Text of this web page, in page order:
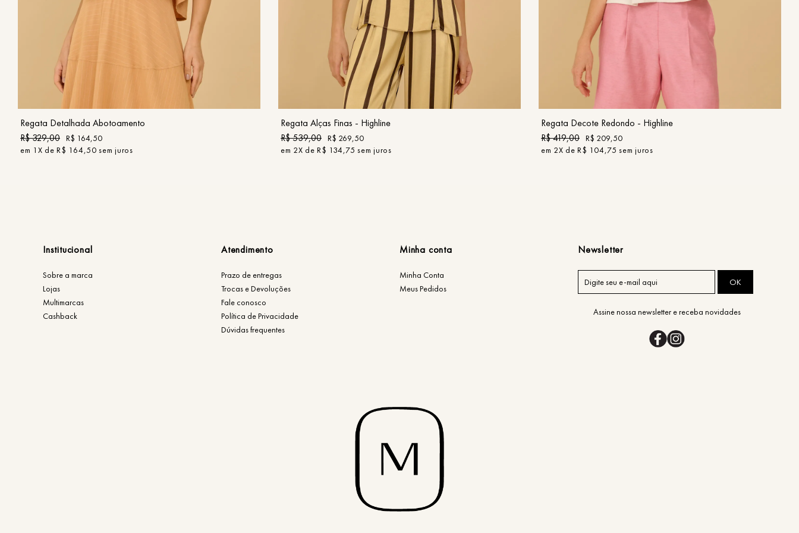
GG
Regata Detalhada Abotoamento
R$329,00 R$ 164,50
em 1 X deR$ 164,50 sem juros
PP P M
COMPRAR
Regata Alças Finas - Highline
R$539,00 R$ 269,50
em 2X deR$ 134,75 sem juros
M
COMPRAR
Regata Decote Redondo - Highline
R$419,00 R$ 209,50
em 2X deR$ 104,75 sem juros
Institucional
Sobre a marca
Lojas
Multimarcas
Cashback
Atendimento
Prazo de entregas
Trocas e Devoluções
Fale conosco
Política de Privacidade
Dúvidas frequentes
Minha conta
Minha Conta
Meus Pedidos
Newsletter
OK
Assine nossa newsletter e receba novidades